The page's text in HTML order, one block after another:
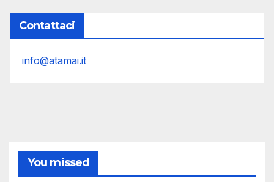
Contattaci
info@atamai.it
You missed